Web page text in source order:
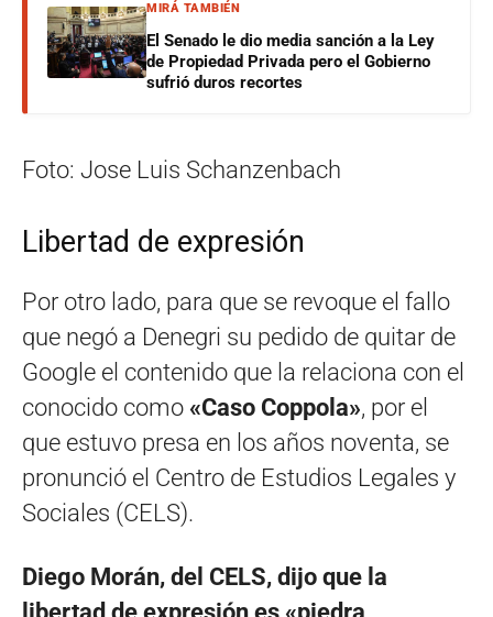
MIRÁ TAMBIÉN
El Senado le dio media sanción a la Ley
de Propiedad Privada pero el Gobierno
sufrió duros recortes
Foto: Jose Luis Schanzenbach
Libertad de expresión
Por otro lado, para que se revoque el fallo
que negó a Denegri su pedido de quitar de
Google el contenido que la relaciona con el
conocido como «Caso Coppola», por el
que estuvo presa en los años noventa, se
pronunció el Centro de Estudios Legales y
Sociales (CELS).
Diego Morán, del CELS, dijo que la